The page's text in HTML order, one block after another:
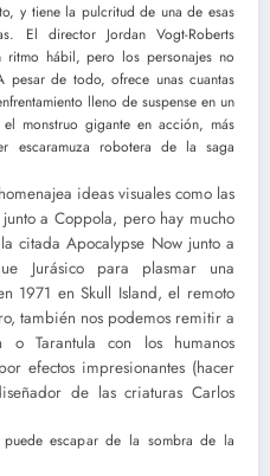
y tiene la pulcritud de una de esas
El director Jordan Vogt-Roberts
hábil, pero los personajes no
de todo, ofrece unas cuantas
lleno de suspense en un
monstruo gigante en acción, más
escaramuza robotera de la saga
ideas visuales como las
a Coppola, pero hay mucho
citada Apocalypse Now junto a
Jurásico para plasmar una
1971 en Skull Island, el remoto
también nos podemos remitir a
o Tarantula con los humanos
efectos impresionantes (hacer
de las criaturas Carlos
escapar de la sombra de la